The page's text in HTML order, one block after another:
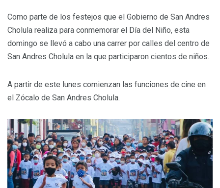
Como parte de los festejos que el Gobierno de San Andres
Cholula realiza para conmemorar el Día del Niño, esta
domingo se llevó a cabo una carrer por calles del centro de
San Andres Cholula en la que participaron cientos de niños.
A partir de este lunes comienzan las funciones de cine en
el Zócalo de San Andres Cholula.